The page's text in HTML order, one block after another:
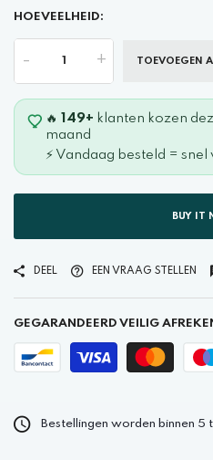
HOEVEELHEID:
- + TOEVOEGEN
🔥 149+ klanten kozen
maand
⚡ Vandaag besteld =
BUY IT
DEEL EEN VRAAG STELLEN
GEGARANDEERD VEILIG
Bestellingen worden binnen 5